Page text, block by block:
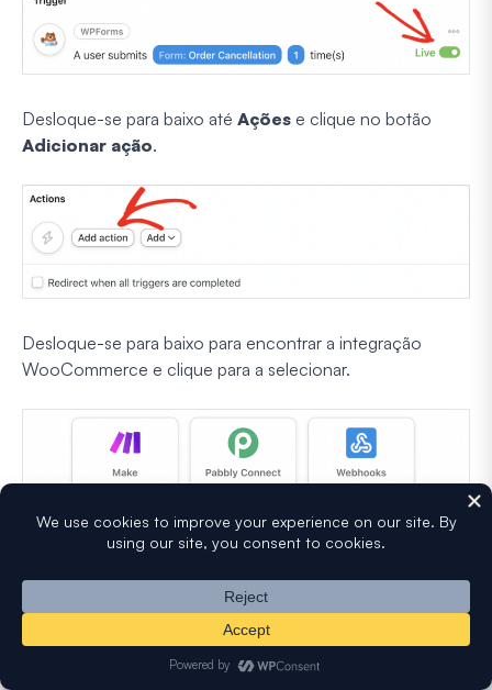
Desloque-se para baixo até Ações e clique no botão
Adicionar ação.
Desloque-se para baixo para encontrar a integração
WooCommerce e clique para a selecionar.